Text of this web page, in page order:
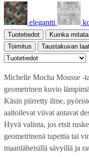
elegantti
Tuotetiedot Kuinka mitata
Toimitus
Taustakuvan
Michelle Mocha Mousse -
geometrinen kuvio
Käsin piirretty ilme,
aaltoilevat viivat antavat
Hyvä valinta, jos etsit
geometrinenä tapettia tai
maanläheisillä sävyillä ja